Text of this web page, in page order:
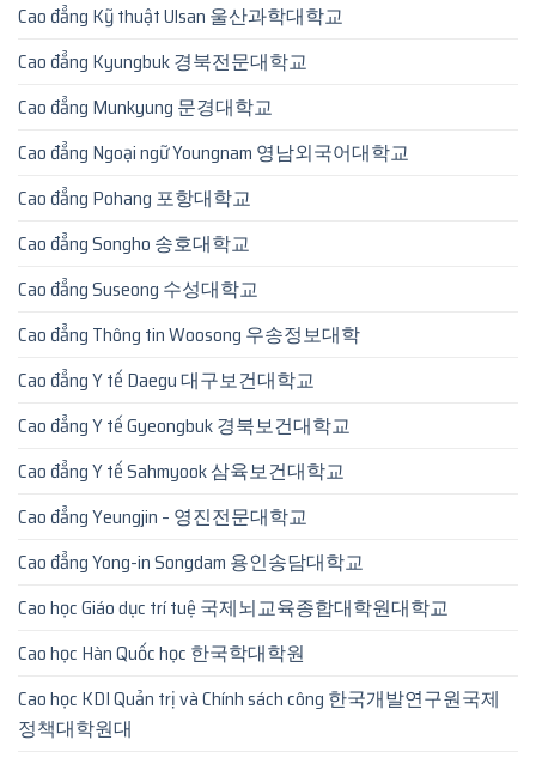
Cao đẳng Kỹ thuật Ulsan 울산과학대학교
Cao đẳng Kyungbuk 경북전문대학교
Cao đẳng Munkyung 문경대학교
Cao đẳng Ngoại ngữ Youngnam 영남외국어대학교
Cao đẳng Pohang 포항대학교
Cao đẳng Songho 송호대학교
Cao đẳng Suseong 수성대학교
Cao đẳng Thông tin Woosong 우송정보대학
Cao đẳng Y tế Daegu 대구보건대학교
Cao đẳng Y tế Gyeongbuk 경북보건대학교
Cao đẳng Y tế Sahmyook 삼육보건대학교
Cao đẳng Yeungjin – 영진전문대학교
Cao đẳng Yong-in Songdam 용인송담대학교
Cao học Giáo dục trí tuệ 국제뇌교육종합대학원대학교
Cao học Hàn Quốc học 한국학대학원
Cao học KDI Quản trị và Chính sách công 한국개발연구원국제
정책대학원대